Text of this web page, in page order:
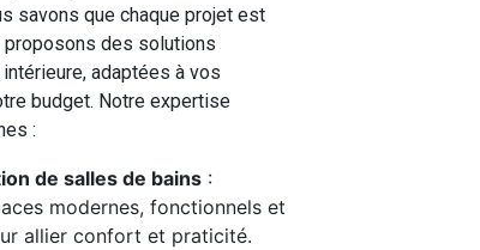
savons que chaque projet est
proposons des solutions
adaptées à vos
budget. Notre expertise
:
de salles de bains :
modernes, fonctionnels et
allier confort et praticité.